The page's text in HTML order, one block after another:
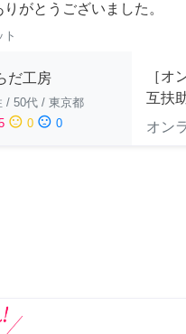
がとうございました。
ト
だ工房
/ 50代 / 東京都
sentiment_neutral 0 sentiment_dissatisfied 0
［オ
互扶
オン